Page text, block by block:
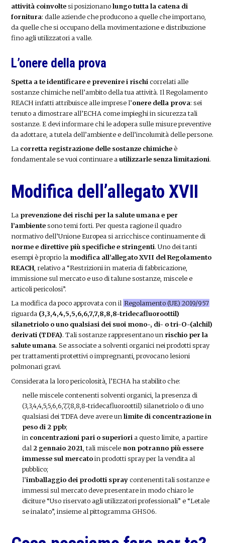
attività coinvoltesi posizionanolungo tutta la catena di
fornitura: dalle aziende che producono a quelle che importano,
da quelle che si occupano della movimentazione e distribuzione
fino agli utilizzatori a valle.
L’onere della prova
Spetta a te identificare e prevenire i rischi correlati alle
sostanze chimiche nell’ambito della tua attività. Il Regolamento
REACH infatti attribuisce alle imprese l’onere della prova: sei
tenuto a dimostrare all’ECHA come impieghi in sicurezza tali
sostanze. E devi informare chi le adopera sulle misure preventive
da adottare, a tutela dell’ambiente e dell’incolumità delle persone.
La corretta registrazione delle sostanze chimicheè
fondamentale se vuoi continuare autilizzarle senza limitazioni.
Modifica dell’allegato XVII
La prevenzione dei rischi per la salute umana e per
l’ambientesono temi forti. Per questa ragione il quadro
normativo dell’Unione Europea si arricchisce continuamente di
norme e direttive più specifiche e stringenti. Uno dei tanti
esempi è proprio la modifica all’allegato XVII del Regolamento
REACH , relativo a “Restrizioni in materia di fabbricazione,
immissione sul mercato e uso di talune sostanze, miscele e
articoli pericolosi”.
La modifica da poco approvata con il Regolamento (UE) 2019/957
riguarda (3,3,4,4,5,5,6,6,7,7,8,8,8-tridecafluoroottil)
silanetriolo o uno qualsiasi dei suoi mono-, di- o tri-O-(alchil)
derivati (TDFA). Tali sostanze rappresentano un rischio per la
salute umana. Se associate a solventi organici nei prodotti spray
per trattamenti protettivi o impregnanti, provocano lesioni
polmonari gravi.
Considerata la loro pericolosità, l’ECHA ha stabilito che:
nelle miscele contenenti solventi organici, la presenza di
(3,3,4,4,5,5,6,6,7,7,8,8,8-tridecafluoroottil) silanetriolo o di uno
qualsiasi dei TDFA deve avere un limite di concentrazione in
peso di 2 ppb;
in concentrazioni pari o superiori a questo limite, a partire
dal 2 gennaio 2021 , tali miscele non potranno più essere
immesse sul mercatoin prodotti spray per la vendita al
pubblico;
l’imballaggio dei prodotti spraycontenenti tali sostanze e
immessi sul mercato deve presentare in modo chiaro le
diciture “Uso riservato agli utilizzatori professionali” e “Letale
se inalato”, insieme al pittogramma GHS06.